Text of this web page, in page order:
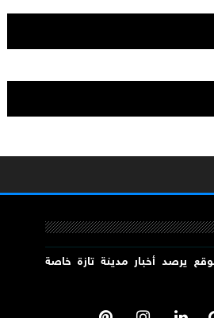
يرصد أخبار مدينة تازة خاصة